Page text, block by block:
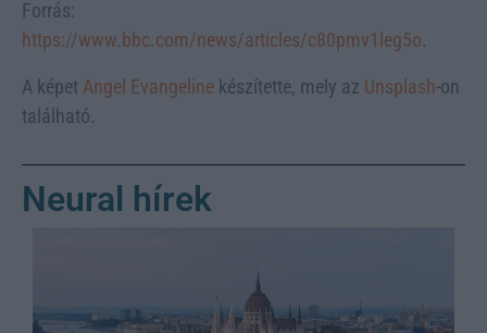
Forrás:
https://www.bbc.com/news/articles/c80pmv1leg5o.
A képet Angel Evangeline készítette, mely az Unsplash-on
található.
Neural hírek